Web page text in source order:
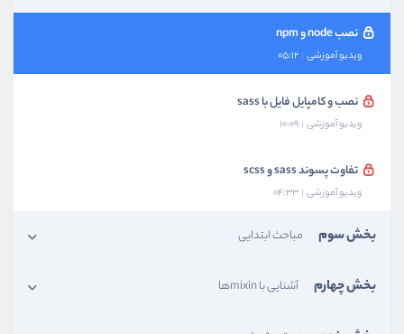
نصب node و npm
ویدیو آموزشی 05:12
نصب و کامپایل فایل با sass
ویدیو آموزشی 10:09
تفاوت پسوند sass و scss
ویدیو آموزشی 04:33
بخش سوم مباحث ابتدایی
بخش چهارم آشنایی با mixinها